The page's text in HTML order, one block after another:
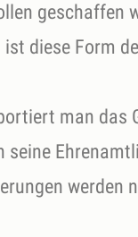
geschaffen
diese Form
man das
seine
werden